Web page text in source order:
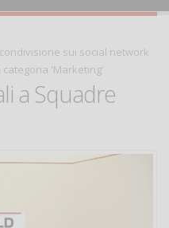
sui social network
categoria 'Marketing'
a Squadre